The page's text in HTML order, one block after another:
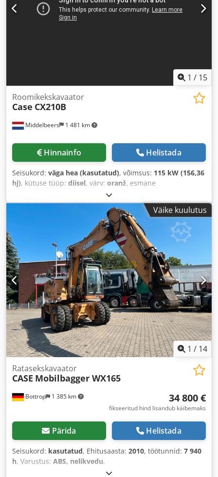
1 / 15
Middelbeers 1 481 km
Roomikekskavaator
Case CX210B
Hinnainfo Helistada
Seisukord: väga hea (kasutatud), võimsus: 115 kW (156,36
hj), kütuse tüüp: diisel, värv: oranž, esmane
, Ehitusaasta:
15 109 h,
Väike kuulutus
1 / 14
Bottrop 1 385 km
Ratasekskavaator
CASE Mobilbagger WX165
34 800 €
fikseeritud hind lisandub käibemaks
Pärida Helistada
Seisukord: kasutatud, Ehitusaasta: 2010, töötunnid: 7 940
h, Varustus: ABS, nelikvedu,